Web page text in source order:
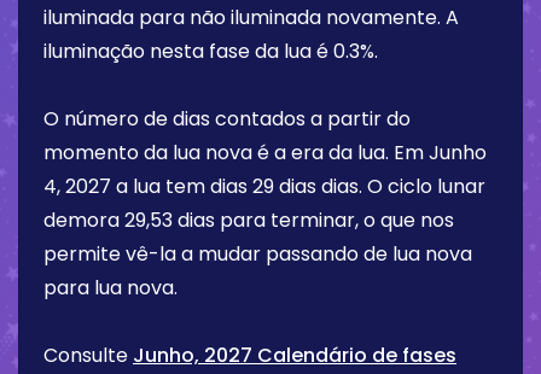
iluminada para não iluminada novamente. A
iluminação nesta fase da lua é0.3%.
O número de dias contados a partir do
momento da lua nova é a era da lua. EmJunho
4, 2027 a lua tem dias 29 dias dias. O ciclo lunar
demora 29,53 dias para terminar, o que nos
permite vê-la a mudar passando de lua nova
para lua nova.
Consulte Junho, 2027 Calendário de fases